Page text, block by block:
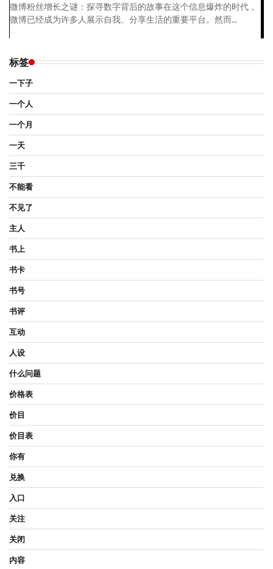
微博粉丝增长之谜：探寻数字背后的故事在这个信息爆炸的时代，
微博已经成为许多人展示自我、分享生活的重要平台。然而...
标签
一下子
一个人
一个月
一天
三千
不能看
不见了
主人
书上
书卡
书号
书评
互动
人设
什么问题
价格表
价目
价目表
你有
兑换
入口
关注
关闭
内容